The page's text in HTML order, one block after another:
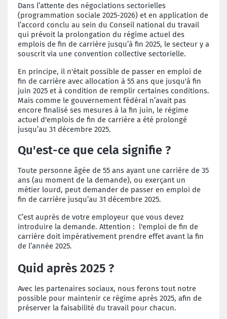
Dans l’attente des négociations sectorielles
(programmation sociale 2025-2026) et en application de
l’accord conclu au sein du Conseil national du travail
qui prévoit la prolongation du régime actuel des
emplois de fin de carrière jusqu’à fin 2025, le secteur y a
souscrit via une convention collective sectorielle.
En principe, il n'était possible de passer en emploi de
fin de carrière avec allocation à 55 ans que jusqu'à fin
juin 2025 et à condition de remplir certaines conditions.
Mais comme le gouvernement fédéral n’avait pas
encore finalisé ses mesures à la fin juin, le régime
actuel d'emplois de fin de carrière a été prolongé
jusqu’au 31 décembre 2025.
Qu'est-ce que cela signifie ?
Toute personne âgée de 55 ans ayant une carrière de 35
ans (au moment de la demande), ou exerçant un
métier lourd, peut demander de passer en emploi de
fin de carrière jusqu’au 31 décembre 2025.
C’est auprès de votre employeur que vous devez
introduire la demande. Attention : l'emploi de fin de
carrière doit impérativement prendre effet avant la fin
de l’année 2025.
Quid après 2025 ?
Avec les partenaires sociaux, nous ferons tout notre
possible pour maintenir ce régime après 2025, afin de
préserver la faisabilité du travail pour chacun.